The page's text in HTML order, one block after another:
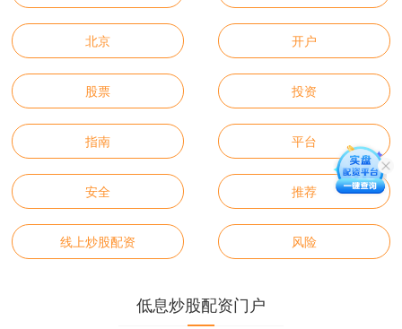
北京 开户
股票 投资
指南 平台
安全 推荐
线上炒股配资 风险
低息炒股配资门户